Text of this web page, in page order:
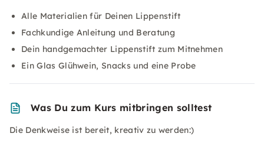
Alle Materialien für Deinen Lippenstift
Fachkundige Anleitung und Beratung
Dein handgemachter Lippenstift zum Mitnehmen
Ein Glas Glühwein, Snacks und eine Probe
Was Du zum Kurs mitbringen solltest
Die Denkweise ist bereit, kreativ zu werden:)